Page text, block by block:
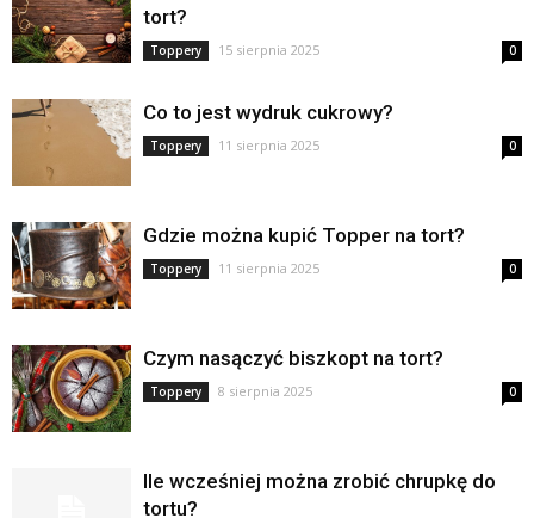
tort?
Toppery 15 sierpnia 2025 0
Co to jest wydruk cukrowy?
Toppery 11 sierpnia 2025 0
Gdzie można kupić Topper na tort?
Toppery 11 sierpnia 2025 0
Czym nasączyć biszkopt na tort?
Toppery 8 sierpnia 2025 0
Ile wcześniej można zrobić chrupkę do
tortu?